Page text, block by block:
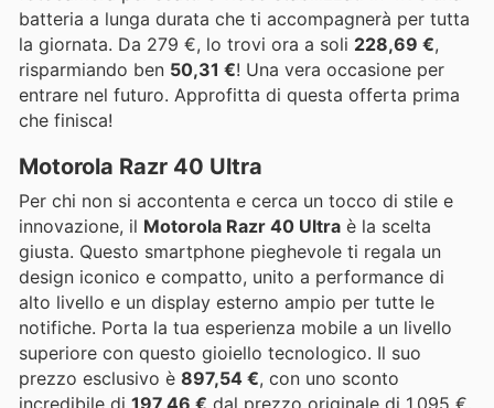
batteria a lunga durata che ti accompagnerà per tutta
la giornata. Da 279 €, lo trovi ora a soli 228,69 €,
risparmiando ben 50,31 €! Una vera occasione per
entrare nel futuro. Approfitta di questa offerta prima
che finisca!
Motorola Razr 40 Ultra
Per chi non si accontenta e cerca un tocco di stile e
innovazione, il Motorola Razr 40 Ultra è la scelta
giusta. Questo smartphone pieghevole ti regala un
design iconico e compatto, unito a performance di
alto livello e un display esterno ampio per tutte le
notifiche. Porta la tua esperienza mobile a un livello
superiore con questo gioiello tecnologico. Il suo
prezzo esclusivo è 897,54 €, con uno sconto
incredibile di 197,46 € dal prezzo originale di 1.095 €.